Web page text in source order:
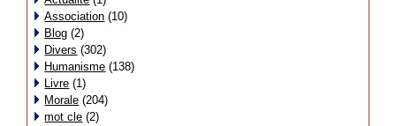
Association (10)
Blog (2)
Divers (302)
Humanisme (138)
Livre (1)
Morale (204)
mot cle (2)